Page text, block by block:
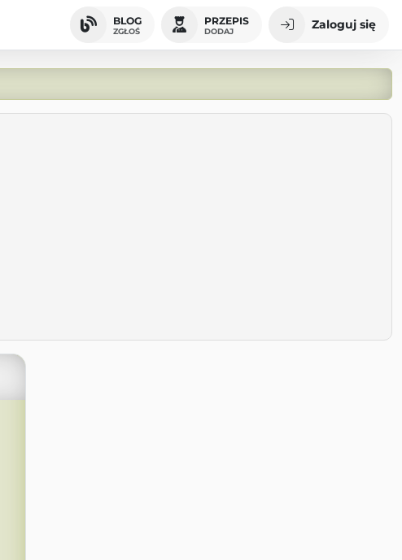
BLOG
ZGŁOŚ
PRZEPIS
DODAJ Zaloguj się